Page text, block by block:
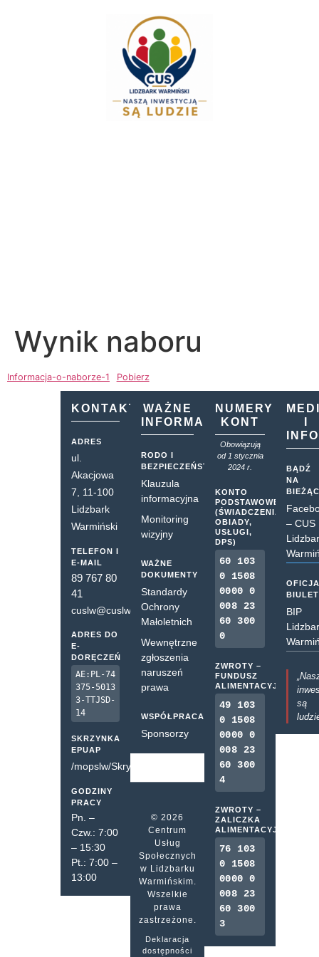
Wynik naboru
Informacja-o-naborze-1 Pobierz
KONTAKT
ADRES
ul.
Akacjowa
7, 11-100
Lidzbark
Warmiński
TELEFON I
E-MAIL
89 767 80
41
cuslw@cuslw.pl
ADRES DO
E-
DORĘCZEŃ
AE:PL-74
375-5013
3-TTJSD-
14
SKRZYNKA
EPUAP
/mopslw/SkrytkaESP
GODZINY
PRACY
Pn. –
Czw.: 7:00
– 15:30
Pt.: 7:00 –
13:00
WAŻNE
INFORMACJE
RODO I
BEZPIECZEŃSTWO
Klauzula
informacyjna
Monitoring
wizyjny
WAŻNE
DOKUMENTY
Standardy
Ochrony
Małoletnich
Wewnętrzne
zgłoszenia
naruszeń
prawa
WSPÓŁPRACA
Sponsorzy
© 2026
Centrum
Usług
Społecznych
w Lidzbarku
Warmińskim.
Wszelkie
prawa
zastrzeżone.
Deklaracja
dostępności
NUMERY
KONT
Obowiązują
od 1 stycznia
2024 r.
KONTO
PODSTAWOWE
(ŚWIADCZENIA,
OBIADY,
USŁUGI,
DPS)
60 103
0 1508
0000 0
008 23
60 300
0
ZWROTY –
FUNDUSZ
ALIMENTACYJNY
49 103
0 1508
0000 0
008 23
60 300
4
ZWROTY –
ZALICZKA
ALIMENTACYJNA
76 103
0 1508
0000 0
008 23
60 300
3
BĄDŹ
NA
– CUS
BIP
są